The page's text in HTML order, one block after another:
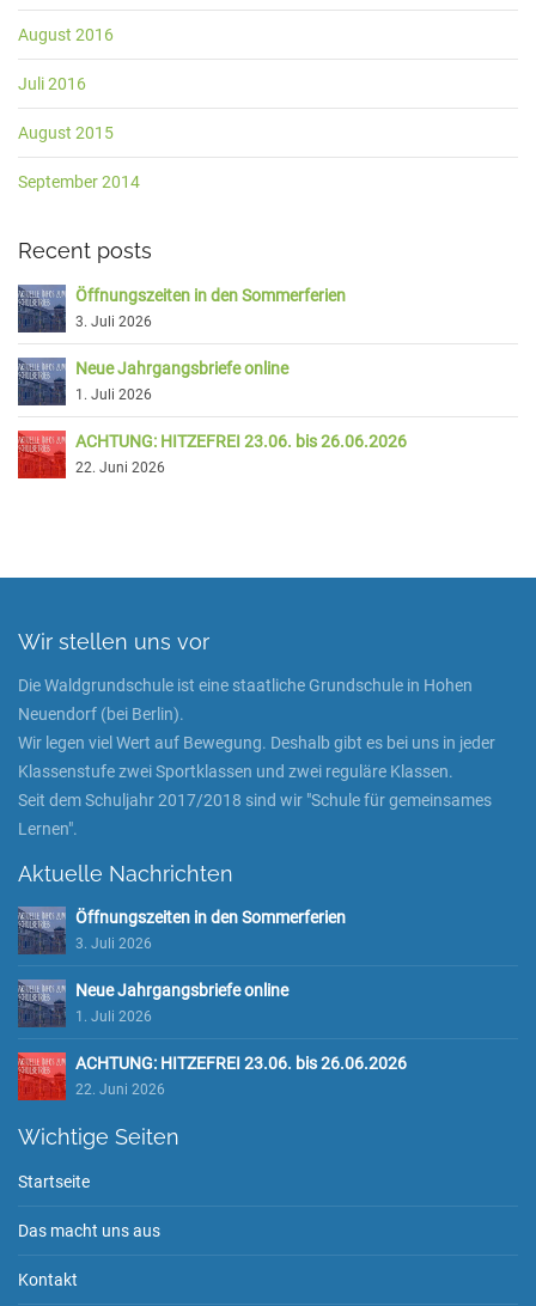
August 2016
Juli 2016
August 2015
September 2014
Recent posts
Öffnungszeiten in den Sommerferien
3. Juli 2026
Neue Jahrgangsbriefe online
1. Juli 2026
ACHTUNG: HITZEFREI 23.06. bis 26.06.2026
22. Juni 2026
Wir stellen uns vor
Die Waldgrundschule ist eine staatliche Grundschule in Hohen
Neuendorf (bei Berlin).
Wir legen viel Wert auf Bewegung. Deshalb gibt es bei uns in jeder
Klassenstufe zwei Sportklassen und zwei reguläre Klassen.
Seit dem Schuljahr 2017/2018 sind wir "Schule für gemeinsames
Lernen".
Aktuelle Nachrichten
Öffnungszeiten in den Sommerferien
3. Juli 2026
Neue Jahrgangsbriefe online
1. Juli 2026
ACHTUNG: HITZEFREI 23.06. bis 26.06.2026
22. Juni 2026
Wichtige Seiten
Startseite
Das macht uns aus
Kontakt